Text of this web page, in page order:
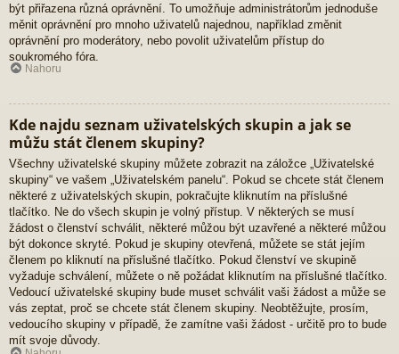
být přiřazena různá oprávnění. To umožňuje administrátorům jednoduše
měnit oprávnění pro mnoho uživatelů najednou, například změnit
oprávnění pro moderátory, nebo povolit uživatelům přístup do
soukromého fóra.
Nahoru
Kde najdu seznam uživatelských skupin a jak se
můžu stát členem skupiny?
Všechny uživatelské skupiny můžete zobrazit na záložce „Uživatelské
skupiny“ ve vašem „Uživatelském panelu“. Pokud se chcete stát členem
některé z uživatelských skupin, pokračujte kliknutím na příslušné
tlačítko. Ne do všech skupin je volný přístup. V některých se musí
žádost o členství schválit, některé můžou být uzavřené a některé můžou
být dokonce skryté. Pokud je skupiny otevřená, můžete se stát jejím
členem po kliknutí na příslušné tlačítko. Pokud členství ve skupině
vyžaduje schválení, můžete o ně požádat kliknutím na příslušné tlačítko.
Vedoucí uživatelské skupiny bude muset schválit vaši žádost a může se
vás zeptat, proč se chcete stát členem skupiny. Neobtěžujte, prosím,
vedoucího skupiny v případě, že zamítne vaši žádost - určitě pro to bude
mít svoje důvody.